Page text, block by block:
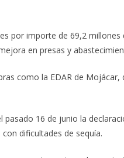
por importe de 69,2
en presas y
como la EDAR de
16 de junio la
dificultades de sequía.